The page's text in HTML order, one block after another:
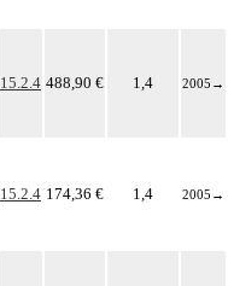
15.2.4 488,90 € 1,4 2005 →
15.2.4 174,36 € 1,4 2005 →